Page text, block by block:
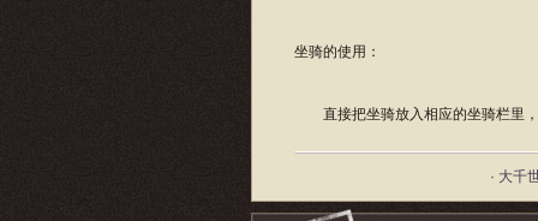
坐骑的使用：
直接把坐骑放入相应的坐骑栏里，
· 大千